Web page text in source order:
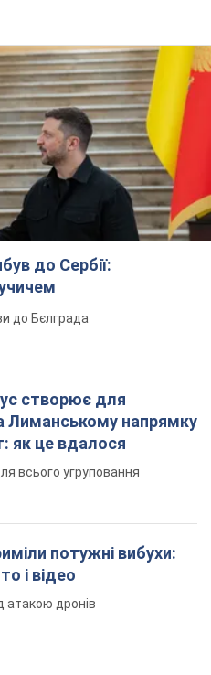
до Сербії:
до Бєлграда
створює для
Лиманському напрямку
це вдалося
всього угруповання
потужні вибухи:
і відео
атакою дронів